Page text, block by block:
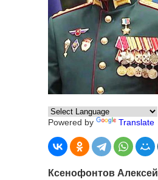
Powered by Translate
Ксенофонтов Алексей